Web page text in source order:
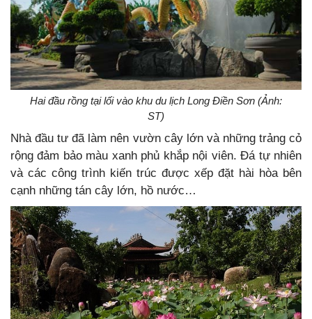
Hai đầu rồng tại lối vào khu du lịch Long Điền Sơn (Ảnh:
ST)
Nhà đầu tư đã làm nên vườn cây lớn và những trảng cỏ
rộng đảm bảo màu xanh phủ khắp nội viên. Đá tự nhiên
và các công trình kiến trúc được xếp đặt hài hòa bên
cạnh những tán cây lớn, hồ nước…